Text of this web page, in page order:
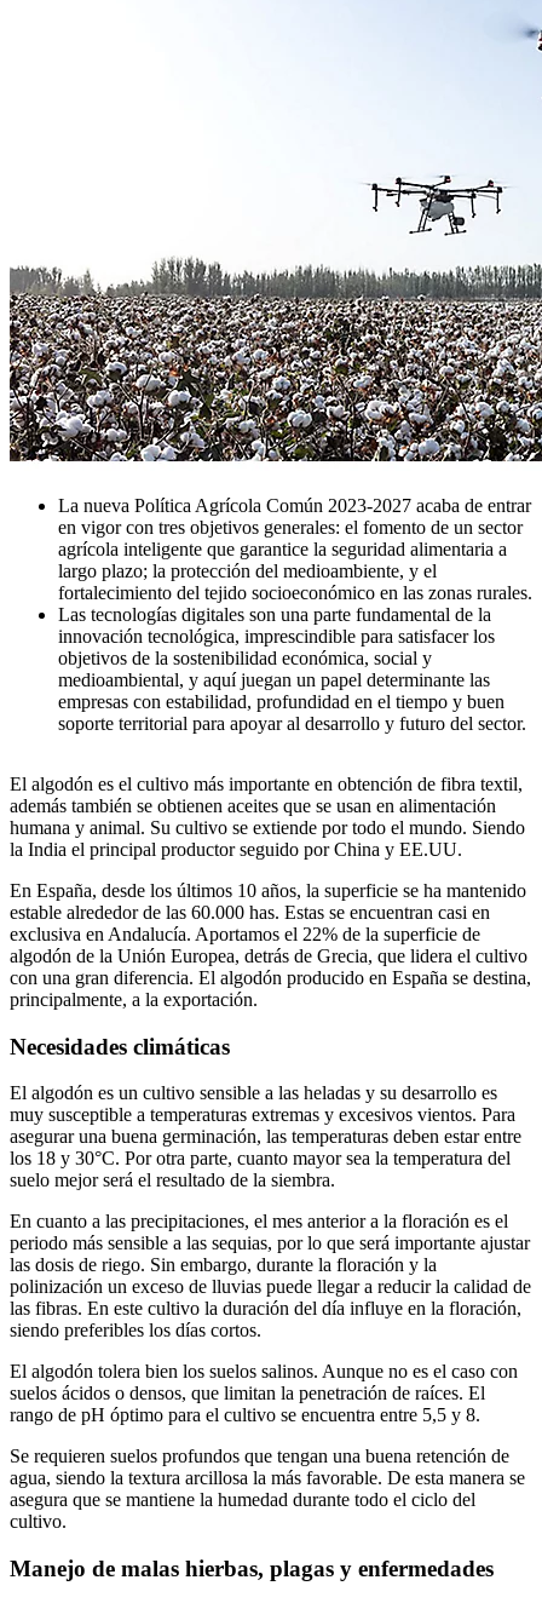
La nueva Política Agrícola Común 2023-2027 acaba de entrar
en vigor con tres objetivos generales: el fomento de un sector
agrícola inteligente que garantice la seguridad alimentaria a
largo plazo; la protección del medioambiente, y el
fortalecimiento del tejido socioeconómico en las zonas rurales.
Las tecnologías digitales son una parte fundamental de la
innovación tecnológica, imprescindible para satisfacer los
objetivos de la sostenibilidad económica, social y
medioambiental, y aquí juegan un papel determinante las
empresas con estabilidad, profundidad en el tiempo y buen
soporte territorial para apoyar al desarrollo y futuro del sector.
El algodón es el cultivo más importante en obtención de fibra textil,
además también se obtienen aceites que se usan en alimentación
humana y animal. Su cultivo se extiende por todo el mundo. Siendo
la India el principal productor seguido por China y EE.UU.
En España, desde los últimos 10 años, la superficie se ha mantenido
estable alrededor de las 60.000 has. Estas se encuentran casi en
exclusiva en Andalucía. Aportamos el 22% de la superficie de
algodón de la Unión Europea, detrás de Grecia, que lidera el cultivo
con una gran diferencia. El algodón producido en España se destina,
principalmente, a la exportación.
Necesidades climáticas
El algodón es un cultivo sensible a las heladas y su desarrollo es
muy susceptible a temperaturas extremas y excesivos vientos. Para
asegurar una buena germinación, las temperaturas deben estar entre
los 18 y 30°C. Por otra parte, cuanto mayor sea la temperatura del
suelo mejor será el resultado de la siembra.
En cuanto a las precipitaciones, el mes anterior a la floración es el
periodo más sensible a las sequias, por lo que será importante ajustar
las dosis de riego. Sin embargo, durante la floración y la
polinización un exceso de lluvias puede llegar a reducir la calidad de
las fibras. En este cultivo la duración del día influye en la floración,
siendo preferibles los días cortos.
El algodón tolera bien los suelos salinos. Aunque no es el caso con
suelos ácidos o densos, que limitan la penetración de raíces. El
rango de pH óptimo para el cultivo se encuentra entre 5,5 y 8.
Se requieren suelos profundos que tengan una buena retención de
agua, siendo la textura arcillosa la más favorable. De esta manera se
asegura que se mantiene la humedad durante todo el ciclo del
cultivo.
Manejo de malas hierbas, plagas y enfermedades